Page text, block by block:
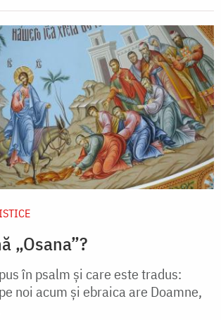
„Osana”?
în psalm și care este tradus:
noi acum şi ebraica are Doamne,